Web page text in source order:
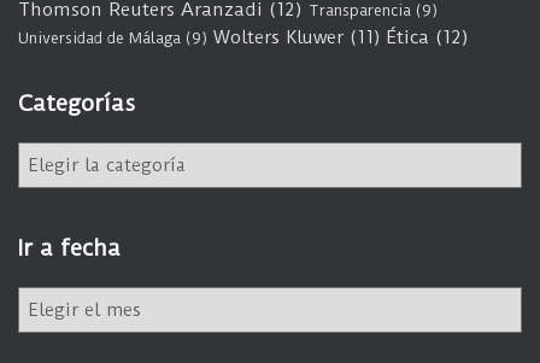
Thomson Reuters Aranzadi (12) Transparencia (9)
Universidad de Málaga (9) Wolters Kluwer (11) Ética (12)
Categorías
e
g
o
í
Ir a fecha